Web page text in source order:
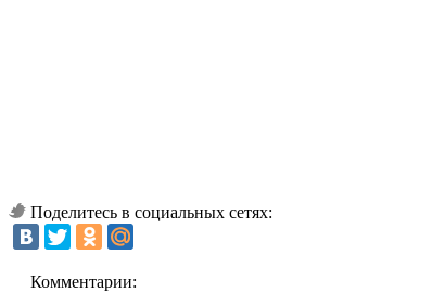
Поделитесь в социальных сетях:
Комментарии: